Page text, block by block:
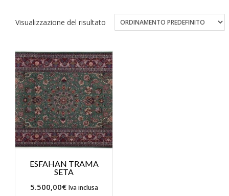
Visualizzazione del risultato
ESFAHAN TRAMA
SETA
5.500,00€ Iva inclusa